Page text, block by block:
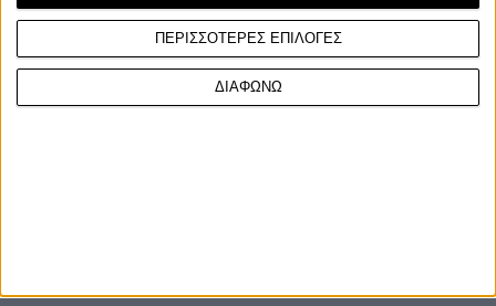
ΠΕΡΙΣΣΟΤΕΡΕΣ ΕΠΙΛΟΓΕΣ
ΔΙΑΦΩΝΩ